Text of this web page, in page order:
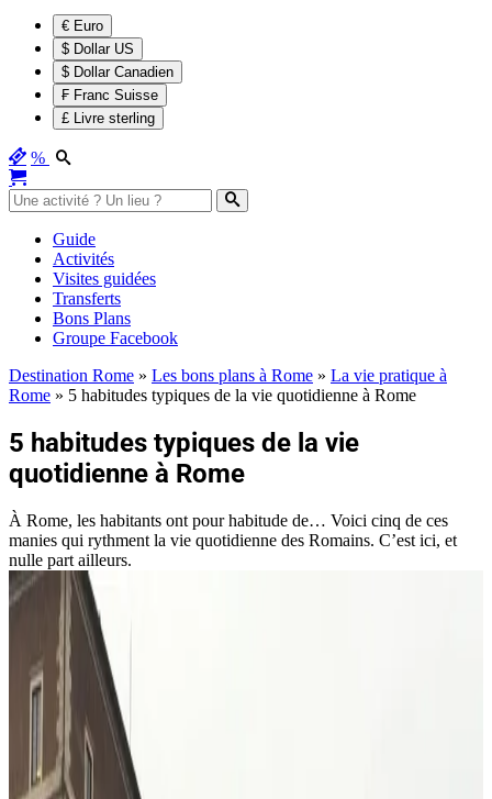
€ Euro
$ Dollar US
$ Dollar Canadien
₣ Franc Suisse
£ Livre sterling
%
Guide
Activités
Visites guidées
Transferts
Bons Plans
Groupe Facebook
Destination Rome » Les bons plans à Rome » La vie pratique à
Rome » 5 habitudes typiques de la vie quotidienne à Rome
5 habitudes typiques de la vie
quotidienne à Rome
À Rome, les habitants ont pour habitude de… Voici cinq de ces
manies qui rythment la vie quotidienne des Romains. C’est ici, et
nulle part ailleurs.